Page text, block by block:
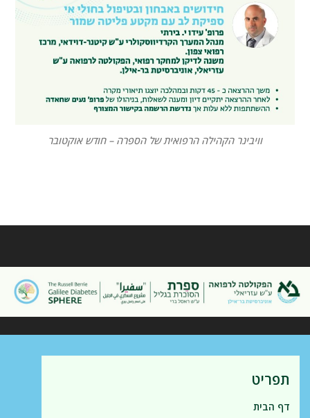
וויבינר הקהילה הרפואית של הספרה – חודש אוקטובר
תפריט
דף הבית